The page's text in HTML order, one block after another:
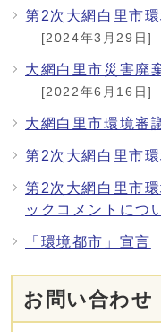
第2次大網白里市
[2024年3月29日]
大網白里市災害廃
[2022年6月16日]
大網白里市環境審
第2次大網白里市
第2次大網白里市
ックコメントにつ
「環境都市」宣言
お問い合わせ